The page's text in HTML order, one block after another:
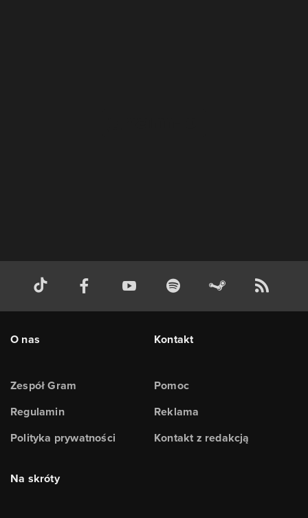
O nas
Zespół Gram
Regulamin
Polityka prywatności
Kontakt
Pomoc
Reklama
Kontakt z redakcją
Na skróty